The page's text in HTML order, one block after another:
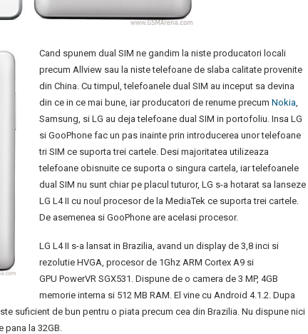
Cand spunem dual SIM ne gandim la niste producatori locali
precum Allview sau la niste telefoane de slaba calitate provenite
din China. Cu timpul, telefoanele dual SIM au inceput sa devina
din ce in ce mai bune, iar producatori de renume precum Nokia,
Samsung, si LG au deja telefoane dual SIM in portofoliu. Insa LG
si GooPhone fac un pas inainte prin introducerea unor telefoane
tri SIM ce suporta trei cartele. Desi majoritatea utilizeaza
telefoane obisnuite ce suporta o singura cartela, iar telefoanele
dual SIM nu sunt chiar pe placul tuturor, LG s-a hotarat sa lanseze
LG L4 II cu noul procesor de la MediaTek ce suporta trei cartele.
De asemenea si GooPhone are acelasi procesor.
LG L4 II s-a lansat in Brazilia, avand un display de 3,8 inci si
rezolutie HVGA, procesor de 1Ghz ARM Cortex A9 si
GPU PowerVR SGX531. Dispune de o camera de 3 MP, 4GB
memorie interna si 512 MB RAM. El vine cu Android 4.1.2. Dupa
suficient de bun pentru o piata precum cea din Brazilia. Nu dispune nici
pana la 32GB.